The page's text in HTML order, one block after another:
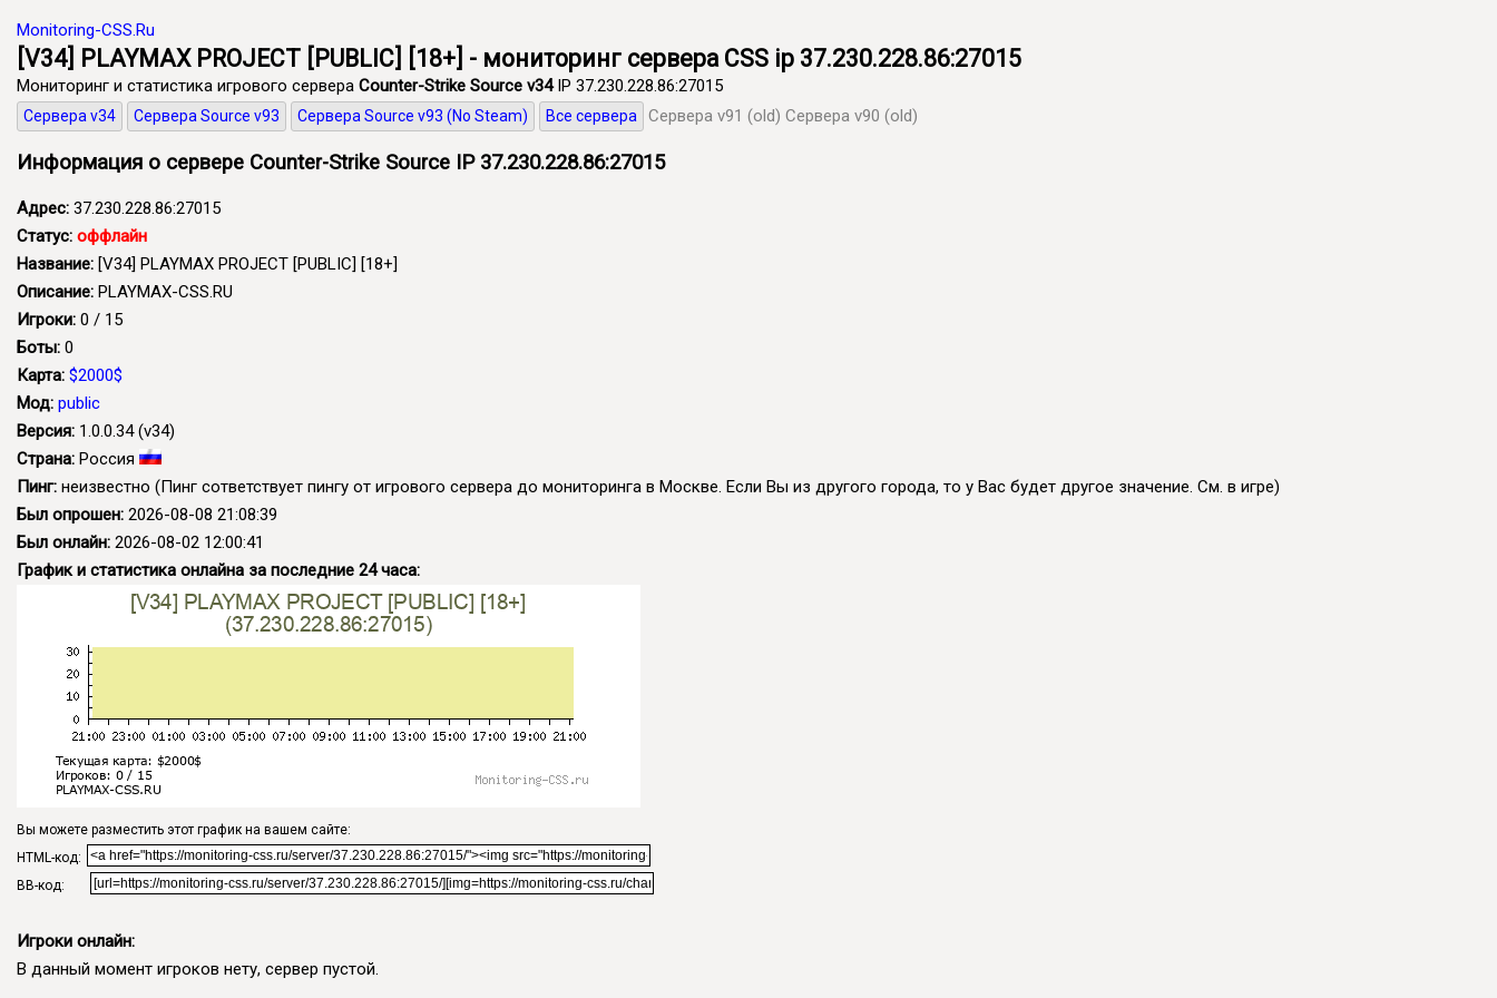
Monitoring-CSS.Ru
[V34] PLAYMAX PROJECT [PUBLIC] [18+] - мониторинг сервера CSS ip 37.230.228.86:27015
Мониторинг и статистика игрового сервера Counter-Strike Source v34IP 37.230.228.86:27015
Сервера v34 Сервера Source v93 Сервера Source v93 (No Steam) Все сервера Сервера v91 (old) Сервера v90 (old)
Информация о сервере Counter-Strike Source IP 37.230.228.86:27015
Адрес: 37.230.228.86:27015
Статус: оффлайн
Название: [V34] PLAYMAX PROJECT [PUBLIC] [18+]
Описание: PLAYMAX-CSS.RU
Игроки: 0 / 15
Боты: 0
Карта: $2000$
Мод: public
Версия: 1.0.0.34 (v34)
Страна: Россия
Пинг: неизвестно (Пинг сответствует пингу от игрового сервера до мониторинга в Москве. Если Вы из другого города, то у Вас будет другое значение. См. в игре)
Был опрошен: 2026-08-08 21:08:39
Был онлайн: 2026-08-02 12:00:41
График и статистика онлайна за последние 24 часа:
Вы можете разместить этот график на вашем сайте:
HTML-код:
BB-код:
Игроки онлайн:
В данный момент игроков нету, сервер пустой.